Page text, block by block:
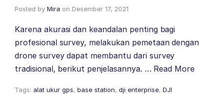
Posted by Mira on Desember 17, 2021
Karena akurasi dan keandalan penting bagi
profesional survey, melakukan pemetaan dengan
drone survey dapat membantu dari survey
tradisional, berikut penjelasannya. … Read More
Tags: alat ukur gps, base station, dji enterprise, DJI